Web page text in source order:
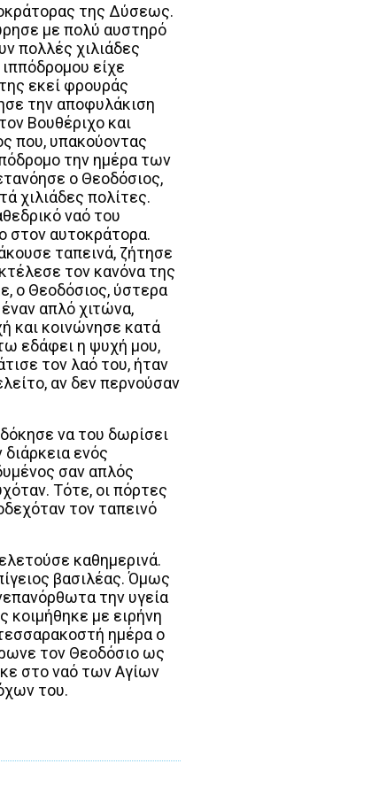
της Δύσεως.
με πολύ αυστηρό
πολλές χιλιάδες
είχε
εκεί φρουράς
την αποφυλάκιση
Βουθέριχο και
που, υπακούοντας
την ημέρα των
ο Θεοδόσιος,
χιλιάδες πολίτες.
ναό του
στον αυτοκράτορα.
ταπεινά, ζήτησε
τον κανόνα της
ο Θεοδόσιος, ύστερα
απλό χιτώνα,
και κοινώνησε κατά
εδάφει η ψυχή μου,
τον λαό του, ήταν
αν δεν περνούσαν
να του δωρίσει
ενός
σαν απλός
Τότε, οι πόρτες
τον ταπεινό
καθημερινά.
βασιλέας. Όμως
την υγεία
κοιμήθηκε με ειρήνη
ημέρα ο
τον Θεοδόσιο ως
στο ναό των Αγίων
του.